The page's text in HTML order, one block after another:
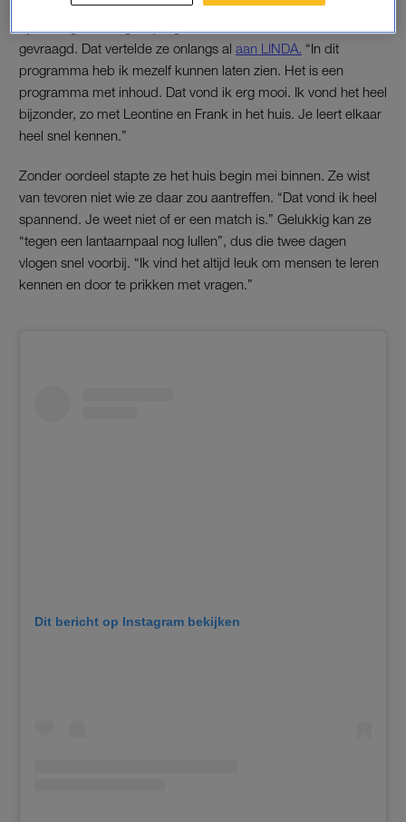
Fantastische Dagen, omdat ze dan niet lang van huis hoefde te
gevraagd. Dat vertelde ze onlangs al aan LINDA. “In dit
programma heb ik mezelf kunnen laten zien. Het is een
programma met inhoud. Dat vond ik erg mooi. Ik vond het heel
bijzonder, zo met Leontine en Frank in het huis. Je leert elkaar
heel snel kennen.”
Zonder oordeel stapte ze het huis begin mei binnen. Ze wist
van tevoren niet wie ze daar zou aantreffen. “Dat vond ik heel
spannend. Je weet niet of er een match is.” Gelukkig kan ze
“tegen een lantaarnpaal nog lullen”, dus die twee dagen
vlogen snel voorbij. “Ik vind het altijd leuk om mensen te leren
kennen en door te prikken met vragen.”
Dit bericht op Instagram bekijken